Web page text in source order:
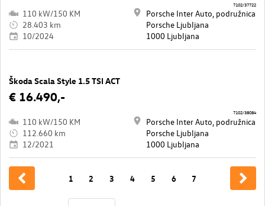
110 kW/150 KM
28.403 km
10/2024
Porsche Inter Auto, podružnica
Porsche Ljubljana
1000 Ljubljana
7102/37722
Škoda Scala Style 1.5 TSI ACT
€ 16.490,-
110 kW/150 KM
112.660 km
12/2021
Porsche Inter Auto, podružnica
Porsche Ljubljana
1000 Ljubljana
7102/38084
1 2 3 4 5 6 7